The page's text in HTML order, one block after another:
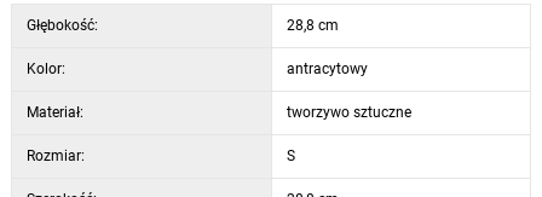
Głębokość: 28,8 cm
Kolor: antracytowy
Materiał: tworzywo sztuczne
Rozmiar: S